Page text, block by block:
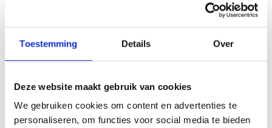
Toestemming Details Over
Deze website maakt gebruik van cookies
We gebruiken cookies om content en advertenties te
personaliseren, om functies voor social media te bieden
Ik heb interesse in:
Winterabonnement